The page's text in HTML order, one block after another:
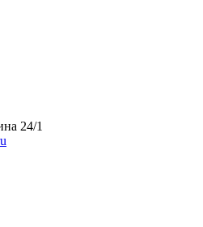
24/1